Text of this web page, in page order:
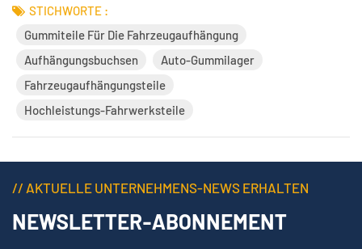
und die Langzeitstabilität maßgeblich beeinflussen. Gummiteile
im Fahrwerk tragen dazu bei, Stöße von der Straße
STICHWORTE :
Gummiteile Für Die Fahrzeugaufhängung
Aufhängungsbuchsen
Auto-Gummilager
Fahrzeugaufhängungsteile
Hochleistungs-Fahrwerksteile
// AKTUELLE UNTERNEHMENS-NEWS ERHALTEN
NEWSLETTER-ABONNEMENT